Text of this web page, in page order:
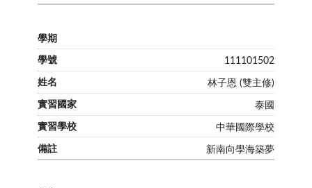
111101502
林子恩 (雙主修)
泰國
中華國際學校
新南向學海築夢